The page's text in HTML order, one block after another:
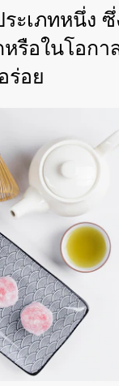
ระเภทหนึ่ง
รือในโอก
ร่อย